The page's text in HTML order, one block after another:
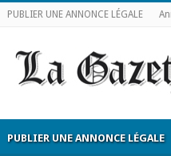
PUBLIER UNE ANNONCE LÉGALE
PUBLIER UNE ANNONCE LÉGALE